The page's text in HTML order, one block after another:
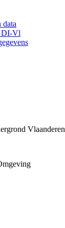
data
Vl
Vlaanderen